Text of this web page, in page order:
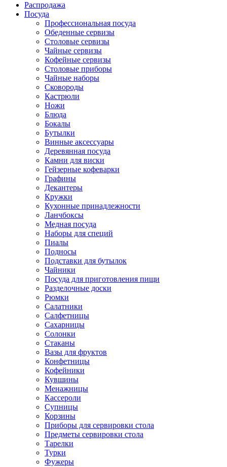
Распродажа
Посуда
Профессиональная посуда
Обеденные сервизы
Столовые сервизы
Чайные сервизы
Кофейные сервизы
Столовые приборы
Чайные наборы
Сковороды
Кастрюли
Ножи
Блюда
Бокалы
Бутылки
Винные аксессуары
Деревянная посуда
Камни для виски
Гейзерные кофеварки
Графины
Декантеры
Кружки
Кухонные принадлежности
Ланчбоксы
Медная посуда
Наборы для специй
Пиалы
Подносы
Подставки для бутылок
Чайники
Посуда для приготовления пищи
Разделочные доски
Рюмки
Салатники
Салфетницы
Сахарницы
Солонки
Стаканы
Вазы для фруктов
Конфетницы
Кофейники
Кувшины
Менажницы
Кассероли
Супницы
Корзины
Приборы для сервировки стола
Предметы сервировки стола
Тарелки
Турки
Фужеры